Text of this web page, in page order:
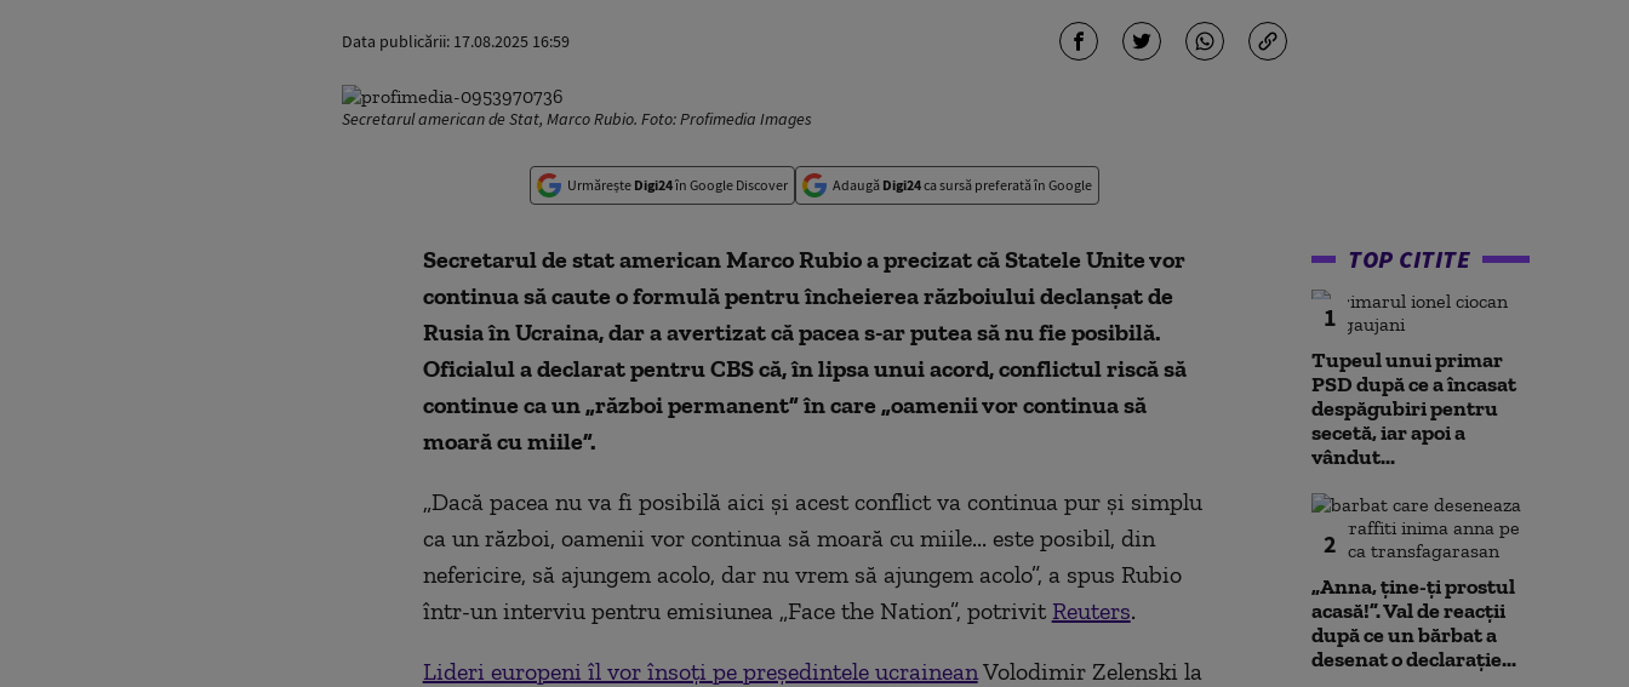
Data publicării: 17.08.2025 16:59
Secretarul american de Stat, Marco Rubio. Foto: Profimedia Images
Urmărește Digi24în Google Discover Adaugă Digi24ca sursă preferată în Google
Secretarul de stat american Marco Rubio a precizat că Statele Unite vor
continua să caute o formulă pentru încheierea războiului declanșat de
Rusia în Ucraina, dar a avertizat că pacea s-ar putea să nu fie posibilă.
Oficialul a declarat pentru CBS că, în lipsa unui acord, conflictul riscă să
continue ca un „război permanent” în care „oamenii vor continua să
moară cu miile”.
„Dacă pacea nu va fi posibilă aici și acest conflict va continua pur și simplu
ca un război, oamenii vor continua să moară cu miile... este posibil, din
nefericire, să ajungem acolo, dar nu vrem să ajungem acolo”, a spus Rubio
într-un interviu pentru emisiunea „Face the Nation”, potrivit Reuters.
Lideri europeni îl vor însoți pe președintele ucraineanVolodimir Zelenski la
TOP CITITE
1
Tupeul unui primar
PSD după ce a încasat
despăgubiri pentru
secetă, iar apoi a
vândut...
2
„Anna, ţine-ţi prostul
acasă!”. Val de reacții
după ce un bărbat a
desenat o declarație...